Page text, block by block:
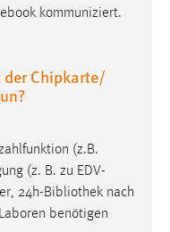
kommuniziert.
Chipkarte/
(z.B.
(z. B. zu EDV-
24h-Bibliothek nach
benötigen
mibew_locale = 3